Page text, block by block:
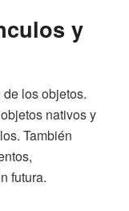
y
los objetos.
nativos y
También
futura.